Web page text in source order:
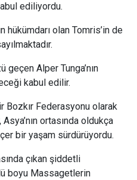
ediliyordu.
hükümdarı olan Tomris’in de
geçen Alper Tunga’nın
kabul edilir.
Bozkır Federasyonu olarak
ortasında oldukça
bir yaşam sürdürüyordu.
çıkan şiddetli
boyu Massagetlerin